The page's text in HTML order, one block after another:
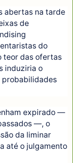
abertas na tarde
de
do
teor das ofertas
induziria o
probabilidades
expirado —
—, o
da liminar
até o julgamento